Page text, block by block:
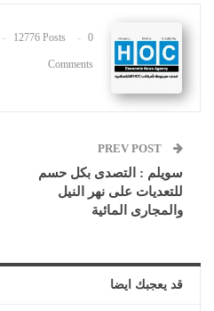
12776 Posts 0
Comments
سويلم : التصدى بكل حسم
للتعديات على نهر النيل
والمجارى المائية
قد يعجبك ايضا